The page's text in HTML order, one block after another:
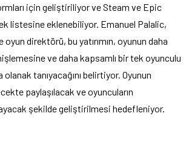
için geliştiriliyor ve Steam ve Epic
listesine eklenebiliyor. Emanuel Palalic,
oyun direktörü, bu yatırımın, oyunun daha
ve daha kapsamlı bir tek oyunculu
tanıyacağını belirtiyor. Oyunun
paylaşılacak ve oyuncuların
şekilde geliştirilmesi hedefleniyor.